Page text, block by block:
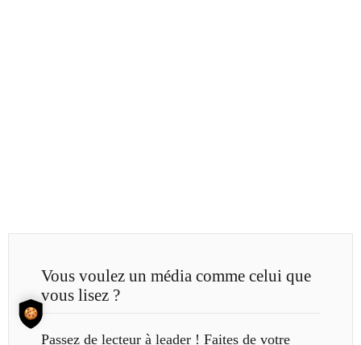
Vous voulez un média comme celui que
vous lisez ?
Passez de lecteur à leader ! Faites de votre